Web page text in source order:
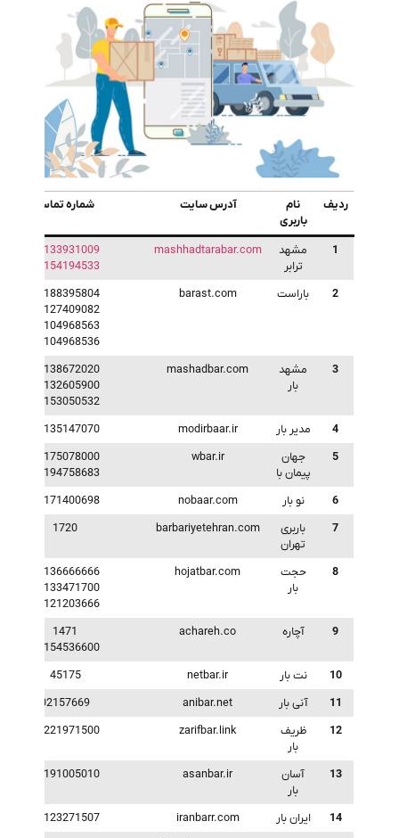
ردیف
نام
باربری
آدرس سایت شماره تماس
1
مشهد
ترابر
mashhadtarabar.com
05133931009
09154194533
2
باراست barast.com
02188395804
09127409082
09104968563
09104968536
3
مشهد
بار
mashadbar.com
05138672020
05132605900
09153050532
4
مدیر بار modirbaar.ir
05135147070
5
جهان
پیمان با
wbar.ir
02175078000
09194758683
6
نو بار nobaar.com
02171400698
7
باربری
تهران
barbariyetehran.com
1720
8
حجت
بار
hojatbar.com
05136666666
02133471700
09121203666
9
آچاره achareh.co
1471
02154536600
10
نت بار netbar.ir
45175
11
آنی بار anibar.net
02157669
12
ظریف
بار
zarifbar.link
09221971500
13
آسان
بار
asanbar.ir
02191005010
14 ایران بار iranbarr.com
09123271507